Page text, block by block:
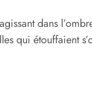
dans
qui étouffaient